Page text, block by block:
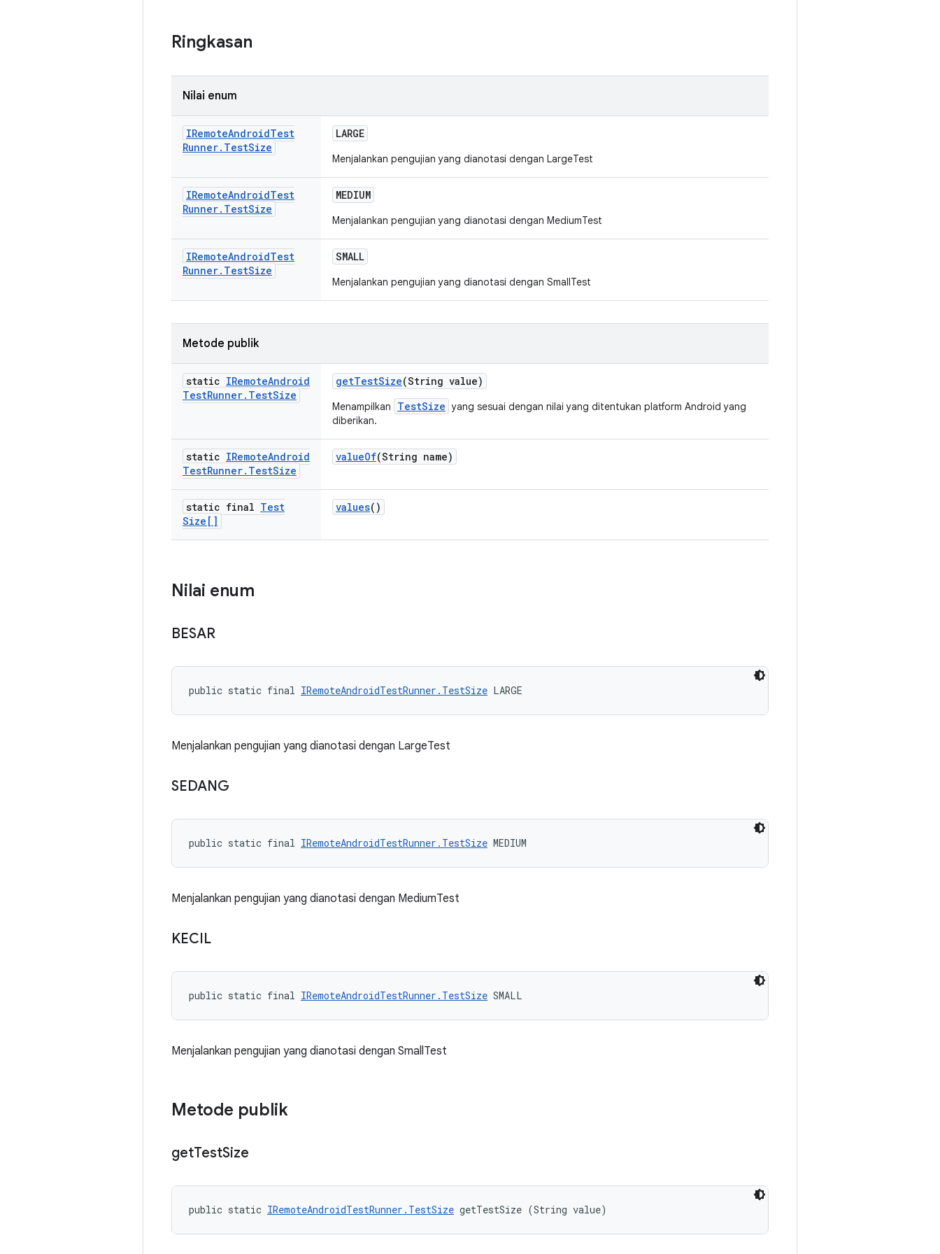
Ringkasan
Nilai enum
IRemoteAndroidTest
Runner. TestSize
LARGE
Menjalankan pengujian yang dianotasi dengan LargeTest
IRemoteAndroidTest
Runner. TestSize
MEDIUM
Menjalankan pengujian yang dianotasi dengan MediumTest
IRemoteAndroidTest
Runner. TestSize
SMALL
Menjalankan pengujian yang dianotasi dengan SmallTest
Metode publik
static IRemoteAndroid
TestRunner. TestSize
getTestSize(String value)
Menampilkan TestSize yang sesuai dengan nilai yang ditentukan platform Android yang
diberikan.
static IRemoteAndroid
TestRunner. TestSize
valueOf(String name)
static final Test
Size[]
values()
Nilai enum
BESAR
public static final IRemoteAndroidTestRunner.TestSize LARGE
Menjalankan pengujian yang dianotasi dengan LargeTest
SEDANG
public static final IRemoteAndroidTestRunner.TestSize MEDIUM
Menjalankan pengujian yang dianotasi dengan MediumTest
KECIL
public static final IRemoteAndroidTestRunner.TestSize SMALL
Menjalankan pengujian yang dianotasi dengan SmallTest
Metode publik
getTestSize
public static IRemoteAndroidTestRunner.TestSize getTestSize (String value)